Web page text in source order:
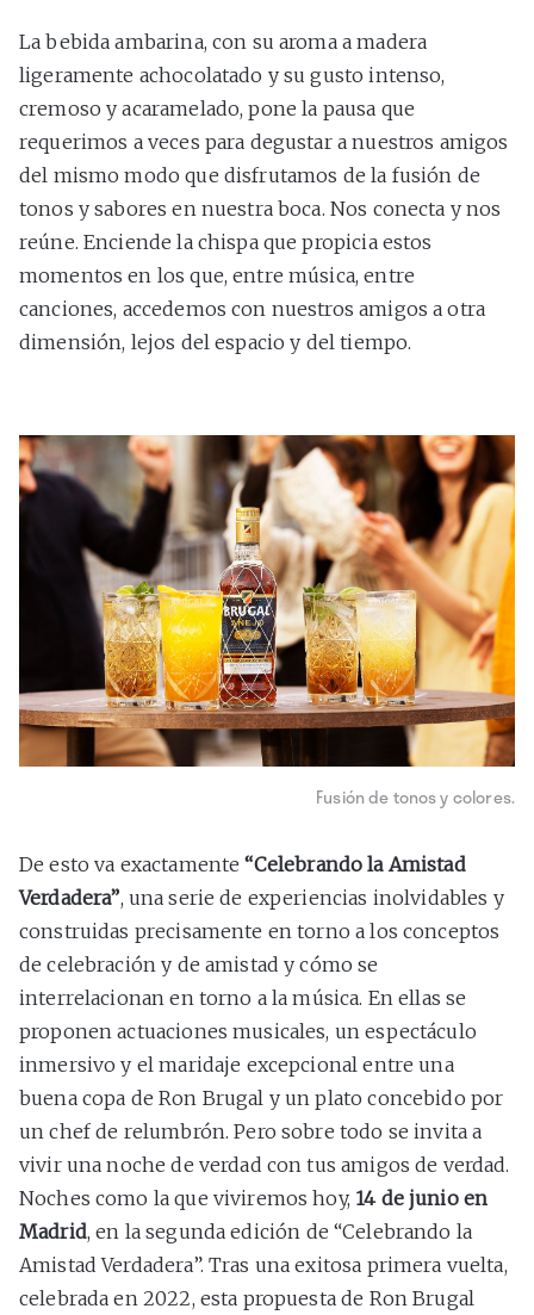
La bebida ambarina, con su aroma a madera
ligeramente achocolatado y su gusto intenso,
cremoso y acaramelado, pone la pausa que
requerimos a veces para degustar a nuestros amigos
del mismo modo que disfrutamos de la fusión de
tonos y sabores en nuestra boca. Nos conecta y nos
reúne. Enciende la chispa que propicia estos
momentos en los que, entre música, entre
canciones, accedemos con nuestros amigos a otra
dimensión, lejos del espacio y del tiempo.
Fusión de tonos y colores.
De esto va exactamente“Celebrando la Amistad
Verdadera”, una serie de experiencias inolvidables y
construidas precisamente en torno a los conceptos
de celebración y de amistad y cómo se
interrelacionan en torno a la música. En ellas se
proponen actuaciones musicales, un espectáculo
inmersivo y el maridaje excepcional entre una
buena copa de Ron Brugal y un plato concebido por
un chef de relumbrón. Pero sobre todo se invita a
vivir una noche de verdad con tus amigos de verdad.
Noches como la que viviremos hoy, 14 de junio en
Madrid, en la segunda edición de “Celebrando la
Amistad Verdadera”. Tras una exitosa primera vuelta,
celebrada en 2022, esta propuesta de Ron Brugal